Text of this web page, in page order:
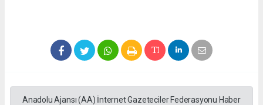
Anadolu Ajansı (AA) İnternet Gazeteciler Federasyonu Haber